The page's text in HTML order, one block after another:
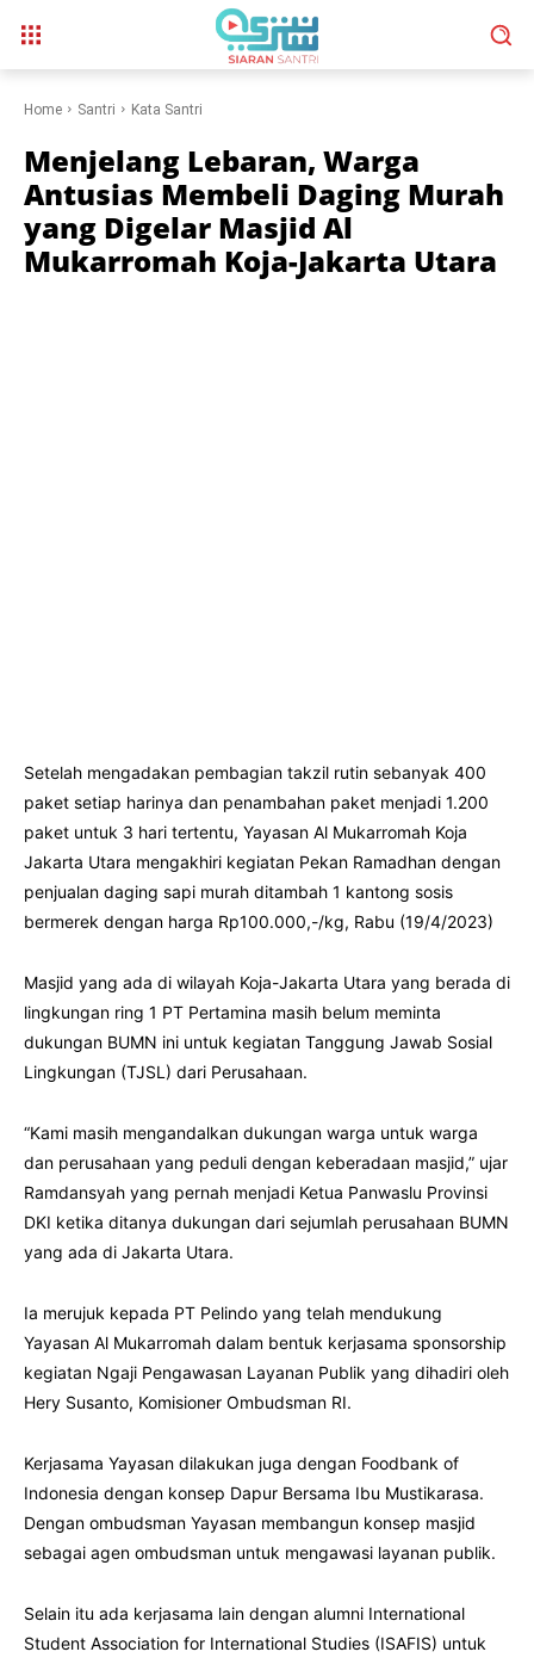
Home Santri Kata Santri
Menjelang Lebaran, Warga
Antusias Membeli Daging Murah
yang Digelar Masjid Al
Mukarromah Koja-Jakarta Utara
Setelah mengadakan pembagian takzil rutin sebanyak 400
paket setiap harinya dan penambahan paket menjadi 1.200
paket untuk 3 hari tertentu, Yayasan Al Mukarromah Koja
Jakarta Utara mengakhiri kegiatan Pekan Ramadhan dengan
penjualan daging sapi murah ditambah 1 kantong sosis
bermerek dengan harga Rp100.000,-/kg, Rabu (19/4/2023)
Masjid yang ada di wilayah Koja-Jakarta Utara yang berada di
lingkungan ring 1 PT Pertamina masih belum meminta
dukungan BUMN ini untuk kegiatan Tanggung Jawab Sosial
Lingkungan (TJSL) dari Perusahaan.
“Kami masih mengandalkan dukungan warga untuk warga
dan perusahaan yang peduli dengan keberadaan masjid,” ujar
Ramdansyah yang pernah menjadi Ketua Panwaslu Provinsi
DKI ketika ditanya dukungan dari sejumlah perusahaan BUMN
yang ada di Jakarta Utara.
Ia merujuk kepada PT Pelindo yang telah mendukung
Yayasan Al Mukarromah dalam bentuk kerjasama sponsorship
kegiatan Ngaji Pengawasan Layanan Publik yang dihadiri oleh
Hery Susanto, Komisioner Ombudsman RI.
Kerjasama Yayasan dilakukan juga dengan Foodbank of
Indonesia dengan konsep Dapur Bersama Ibu Mustikarasa.
Dengan ombudsman Yayasan membangun konsep masjid
sebagai agen ombudsman untuk mengawasi layanan publik.
Selain itu ada kerjasama lain dengan alumni International
Student Association for International Studies (ISAFIS) untuk